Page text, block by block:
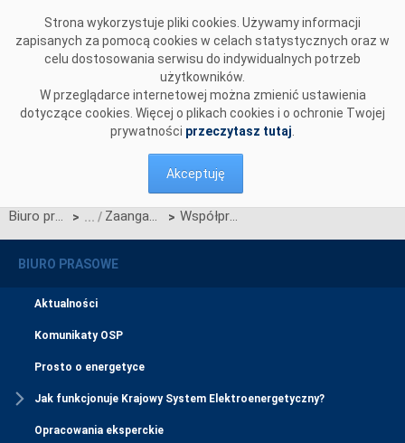
Strona wykorzystuje pliki cookies. Używamy informacji
zapisanych za pomocą cookies w celach statystycznych oraz w
celu dostosowania serwisu do indywidualnych potrzeb
użytkowników.
W przeglądarce internetowej można zmienić ustawienia
dotyczące cookies. Więcej o plikach cookies i o ochronie Twojej
prywatności przeczytasz tutaj
Akceptuję
Biuro prasowe > Zaangażowanie społeczne > Współpraca PSE i Państwowej Straży Pożarnej w trosce o niezawodną pracę Krajowego Systemu Elektroenergetycznego
BIURO PRASOWE
Aktualności
Komunikaty OSP
Prosto o energetyce
Jak funkcjonuje Krajowy System Elektroenergetyczny?
Opracowania eksperckie